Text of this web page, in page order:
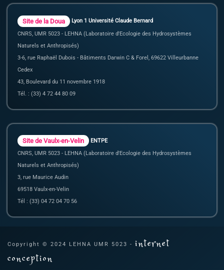
Site de la Doua
Lyon 1 Université Claude Bernard
CNRS, UMR 5023 - LEHNA (Laboratoire d'Ecologie des Hydrosystèmes
Naturels et Anthropisés)
3-6, rue Raphaël Dubois - Bâtiments Darwin C & Forel, 69622 Villeurbanne
Cedex
43, Boulevard du 11 novembre 1918
Tél. : (33) 4 72 44 80 09
Site de Vaulx-en-Velin
ENTPE
CNRS, UMR 5023 - LEHNA (Laboratoire d'Ecologie des Hydrosystèmes
Naturels et Anthropisés)
3, rue Maurice Audin
69518 Vaulx-en-Velin
Tél : (33) 04 72 04 70 56
Copyright © 2024 LEHNA UMR 5023 - internet
conception